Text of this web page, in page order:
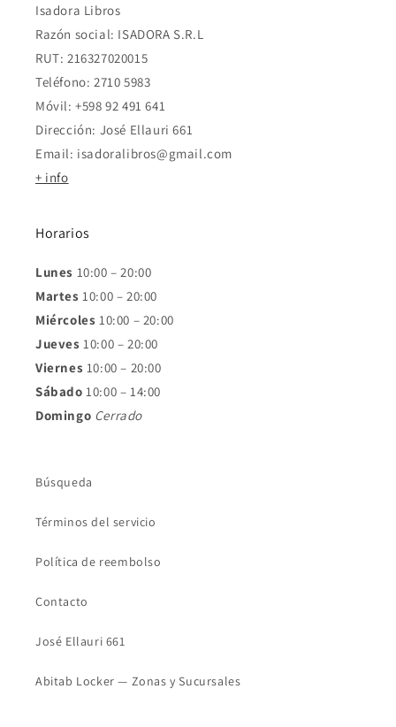
Isadora Libros
Razón social: ISADORA S.R.L
RUT: 216327020015
Teléfono: 2710 5983
Móvil: +598 92 491 641
Dirección: José Ellauri 661
Email: isadoralibros@gmail.com
+ info
Horarios
Lunes 10:00 – 20:00
Martes 10:00 – 20:00
Miércoles 10:00 – 20:00
Jueves10:00 – 20:00
Viernes 10:00 – 20:00
Sábado 10:00 – 14:00
Domingo Cerrado
Búsqueda
Términos del servicio
Política de reembolso
Contacto
José Ellauri 661
Abitab Locker — Zonas y Sucursales